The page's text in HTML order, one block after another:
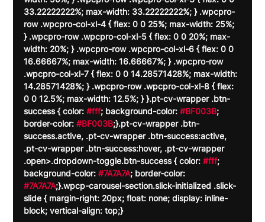
33.22222222%; max-width: 33.22222222%; } .wpcpro-
row .wpcpro-col-xl-4 { flex: 0 0 25%; max-width: 25%;
} .wpcpro-row .wpcpro-col-xl-5 { flex: 0 0 20%; max-
width: 20%; } .wpcpro-row .wpcpro-col-xl-6 { flex: 0 0
16.66667%; max-width: 16.66667%; } .wpcpro-row
.wpcpro-col-xl-7 { flex: 0 0 14.28571428%; max-width:
14.28571428%; } .wpcpro-row .wpcpro-col-xl-8 { flex:
0 0 12.5%; max-width: 12.5%; } }.pt-cv-wrapper .btn-
success { color: #fff; background-color: #BF003B;
border-color: #BF003B;}.pt-cv-wrapper .btn-
success.active, .pt-cv-wrapper .btn-success:active,
.pt-cv-wrapper .btn-success:hover, .pt-cv-wrapper
.open>.dropdown-toggle.btn-success { color: #fff;
background-color: #7A7A7A; border-color:
#7A7A7A;}.wpcp-carousel-section.slick-initialized .slick-
slide { margin-right: 20px; float: none; display: inline-
block; vertical-align: top;}